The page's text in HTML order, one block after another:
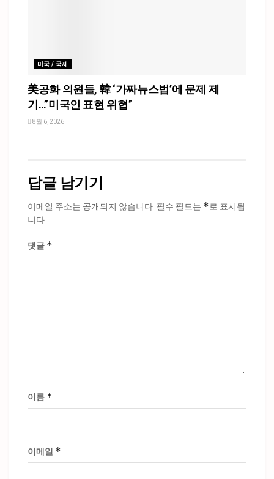
미국 / 국제
美공화 의원들, 韓 ‘가짜뉴스법’에 문제 제
기…”미국인 표현 위협”
8월 6, 2026
답글 남기기
이메일 주소는 공개되지 않습니다. 필수 필드는 *로 표시됩
니다
댓글 *
이름 *
이메일 *